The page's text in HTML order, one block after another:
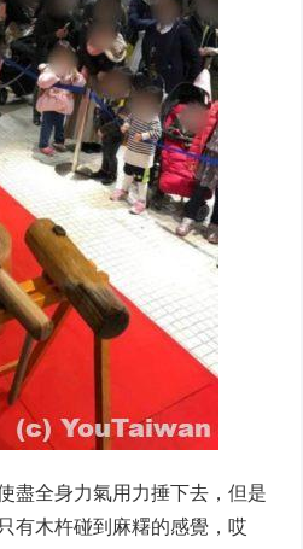
盡全身力氣用力捶下去，但是
有木杵碰到麻糬的感覺，哎